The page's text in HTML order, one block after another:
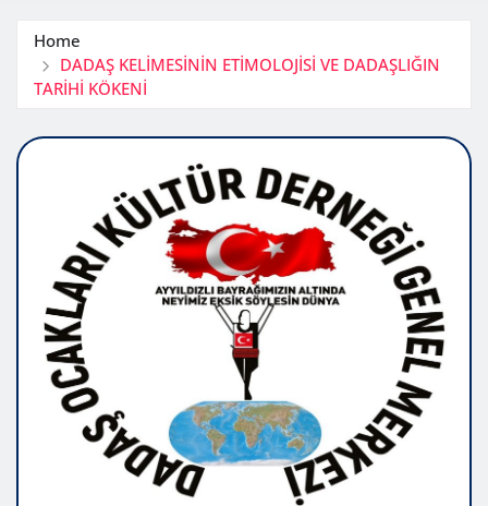
Home
DADAŞ KELİMESİNİN ETİMOLOJİSİ VE DADAŞLIĞIN
TARİHİ KÖKENİ